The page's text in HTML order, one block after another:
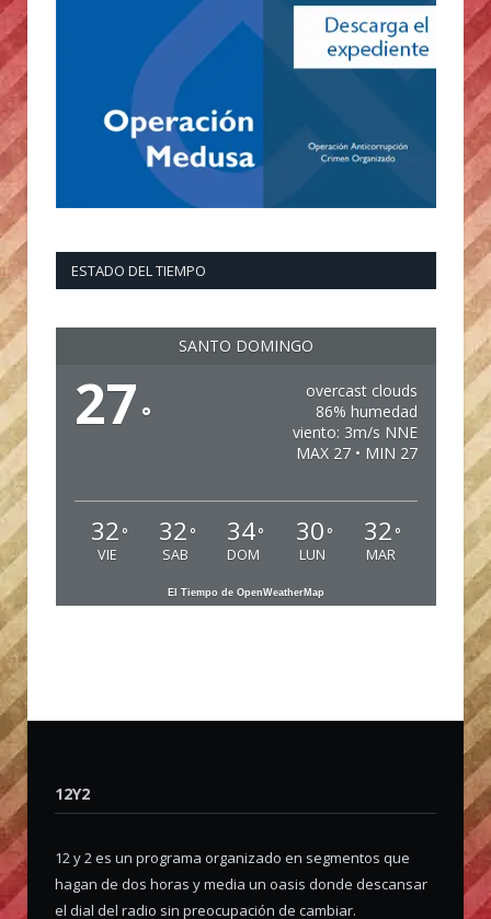
ESTADO DEL TIEMPO
SANTO DOMINGO
27 °
overcast clouds
86% humedad
viento: 3m/s NNE
MAX 27 • MIN 27
32 °
VIE
32 °
SAB
34°
DOM
30 °
LUN
32 °
MAR
El Tiempo de OpenWeatherMap
12Y2
12 y 2 es un programa organizado en segmentos que
hagan de dos horas y media un oasis donde descansar
el dial del radio sin preocupación de cambiar.